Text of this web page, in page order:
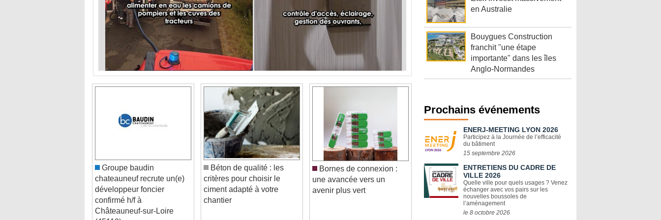
chateauneuf recrute un(e)
développeur foncier
confirmé h/f à
Châteauneuf-sur-Loire
(45110)
Béton de qualité : les
critères pour choisir le
ciment adapté à votre
chantier
Bornes de connexion :
une avancée vers un
avenir plus vert
en Australie
Bouygues Construction
franchit "une étape
importante" dans les îles
Anglo-Normandes
Prochains événements
ENERJ-MEETING LYON 2026
Participez à la Journée de l’efficacité
du bâtiment
15 septembre 2026
ENTRETIENS DU CADRE DE
VILLE 2026
Quelle ville pour quels usages ? Venez
échanger avec vos pairs sur les
nouvelles boussoles de
l’aménagement
le 8 octobre 2026